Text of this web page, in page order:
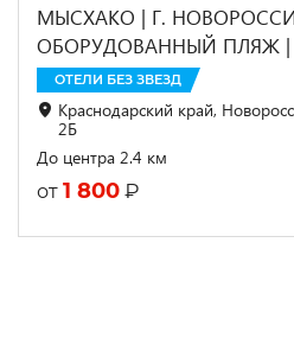
МЫСХАКО | Г.
ОБОРУДОВАННЫЙ ПЛЯЖ |
ОТЕЛИ БЕЗ ЗВЕЗД
Краснодарский край,
2Б
До центра 2.4 км
от 1 800 ₽